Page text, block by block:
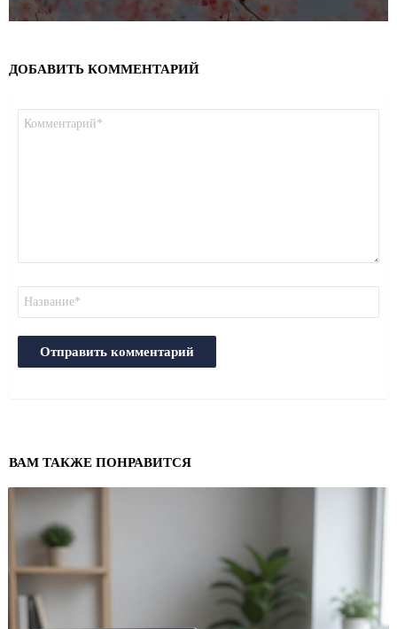
ДОБАВИТЬ КОММЕНТАРИЙ
Комментарий
ВАМ ТАКЖЕ ПОНРАВИТСЯ